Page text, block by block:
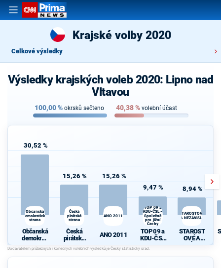
Krajské volby 2020
Celkové výsledky
Výsledky krajských voleb 2020: Lipno nad
Vltavou
100,00% okrsků sečteno 40,38% volební účast
30,52 %
Občanská
demokratická
strana
Občanská
demokrati
cká strana
15,26 %
Česká
pirátská
strana
Česká
pirátská
strana
15,26 %
ANO 2011
ANO 2011
9,47 %
TOP 09 a
KDU-ČSL -
Společně
pro jižní
Čechy
TOP 09 a
KDU-ČSL
- Společně
pro jižní
Čechy
8,94 %
STAROSTOVÉ
A NEZÁVISLÍ
STAROST
OVÉ A
NEZÁVISL